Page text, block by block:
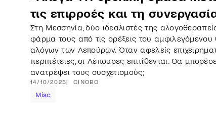
τις επιρροές και τη
Στη Μεσσηνία, δύο ιδεαλιστές της
φάρμα τους από τις ορέξεις του
αλόγων των Λεπούρων. Όταν αφελείς
περιπέτειες, οι Λέπουρες επιτίθενται. Θα
ανατρέψει τους συσχετισμούς;
14/10/2025 CINOBO
Misc